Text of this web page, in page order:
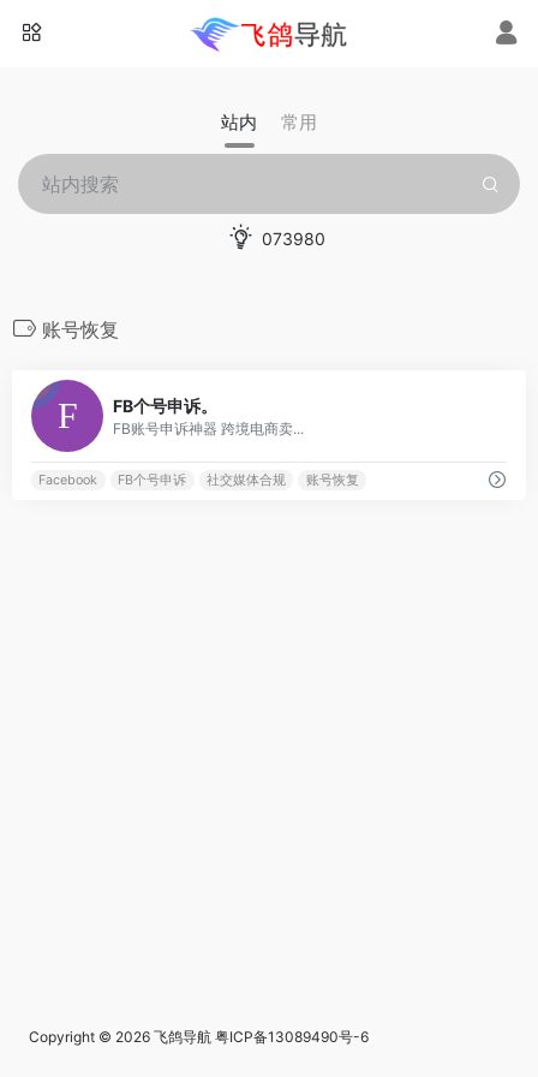
站内 常用
073980
账号恢复
FB个号申诉。
FB账号申诉神器 跨境电商卖...
Facebook FB个号申诉 社交媒体合规 账号恢复
Copyright © 2026 飞鸽导航 粤ICP备13089490号-6